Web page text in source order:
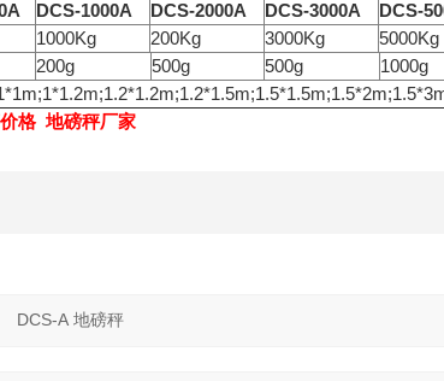
DCS-1000A DCS-2000A DCS-3000A DCS-
1000Kg 200Kg 3000Kg 5000Kg
200g 500g 500g 1000g
格 地磅秤厂家